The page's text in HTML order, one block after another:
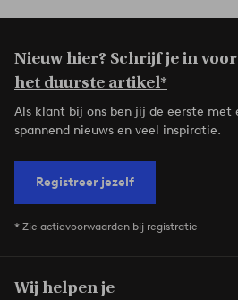
Nieuw hier? Schrijf je in voor
het duurste artikel*
Als klant bij ons ben jij de eerste met
spannend nieuws en veel inspiratie.
Registreer jezelf
* Zie actievoorwaarden bij registratie
Wij helpen je